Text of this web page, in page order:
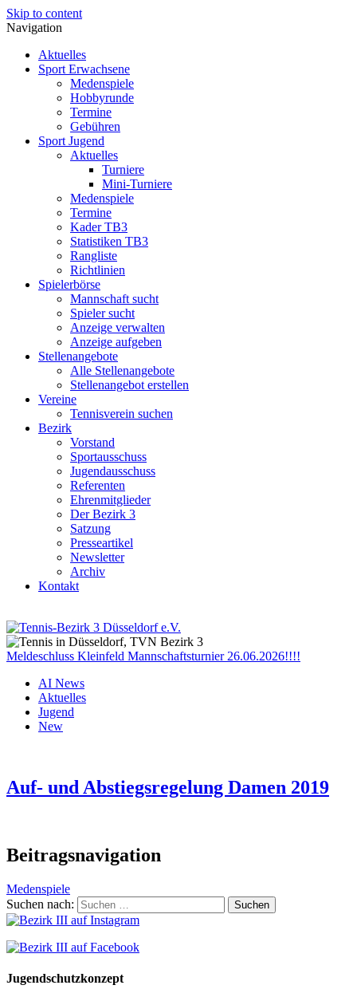
Skip to content
Navigation
Aktuelles
Sport Erwachsene
Medenspiele
Hobbyrunde
Termine
Gebühren
Sport Jugend
Aktuelles
Turniere
Mini-Turniere
Medenspiele
Termine
Kader TB3
Statistiken TB3
Rangliste
Richtlinien
Spielerbörse
Mannschaft sucht
Spieler sucht
Anzeige verwalten
Anzeige aufgeben
Stellenangebote
Alle Stellenangebote
Stellenangebot erstellen
Vereine
Tennisverein suchen
Bezirk
Vorstand
Sportausschuss
Jugendausschuss
Referenten
Ehrenmitglieder
Der Bezirk 3
Satzung
Presseartikel
Newsletter
Archiv
Kontakt
Meldeschluss Kleinfeld Mannschaftsturnier 26.06.2026!!!!
AI News
Aktuelles
Jugend
New
Auf- und Abstiegsregelung Damen 2019
Beitragsnavigation
Medenspiele
Suchen nach:
Jugendschutzkonzept